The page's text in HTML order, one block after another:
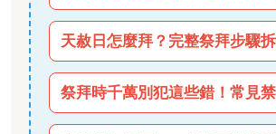
天赦日怎麼拜？完整祭拜步驟
祭拜時千萬別犯這些錯！常見